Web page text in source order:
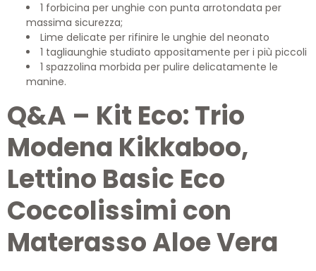
1 forbicina per unghie con punta arrotondata per
massima sicurezza;
Lime delicate per rifinire le unghie del neonato
1 tagliaunghie studiato appositamente per i più piccoli
1 spazzolina morbida per pulire delicatamente le
manine.
Q&A – Kit Eco: Trio
Modena Kikkaboo,
Lettino Basic Eco
Coccolissimi con
Materasso Aloe Vera